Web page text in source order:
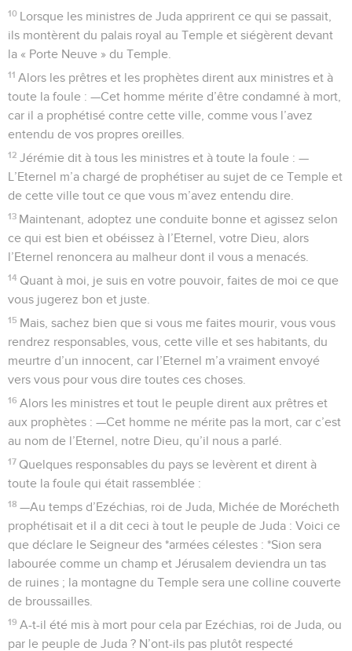
10 Lorsque les ministres de Juda apprirent ce qui se passait,
ils montèrent du palais royal au Temple et siégèrent devant
la « Porte Neuve » du Temple.
11 Alors les prêtres et les prophètes dirent aux ministres et à
toute la foule : —Cet homme mérite d’être condamné à mort,
car il a prophétisé contre cette ville, comme vous l’avez
entendu de vos propres oreilles.
12 Jérémie dit à tous les ministres et à toute la foule : —
L’Eternel m’a chargé de prophétiser au sujet de ce Temple et
de cette ville tout ce que vous m’avez entendu dire.
13 Maintenant, adoptez une conduite bonne et agissez selon
ce qui est bien et obéissez à l’Eternel, votre Dieu, alors
l’Eternel renoncera au malheur dont il vous a menacés.
14 Quant à moi, je suis en votre pouvoir, faites de moi ce que
vous jugerez bon et juste.
15 Mais, sachez bien que si vous me faites mourir, vous vous
rendrez responsables, vous, cette ville et ses habitants, du
meurtre d’un innocent, car l’Eternel m’a vraiment envoyé
vers vous pour vous dire toutes ces choses.
16 Alors les ministres et tout le peuple dirent aux prêtres et
aux prophètes : —Cet homme ne mérite pas la mort, car c’est
au nom de l’Eternel, notre Dieu, qu’il nous a parlé.
17 Quelques responsables du pays se levèrent et dirent à
toute la foule qui était rassemblée :
18 —Au temps d’Ezéchias, roi de Juda, Michée de Morécheth
prophétisait et il a dit ceci à tout le peuple de Juda : Voici ce
que déclare le Seigneur des *armées célestes : *Sion sera
labourée comme un champ et Jérusalem deviendra un tas
de ruines ; la montagne du Temple sera une colline couverte
de broussailles.
19 A-t-il été mis à mort pour cela par Ezéchias, roi de Juda, ou
par le peuple de Juda ? N’ont-ils pas plutôt respecté